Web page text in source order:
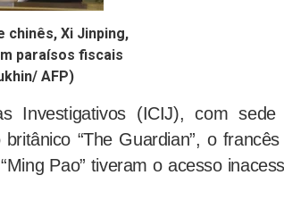
chinês, Xi Jinping,
paraísos fiscais
AFP)
Investigativos (ICIJ), com sede
“The Guardian”, o francês
Pao” tiveram o acesso